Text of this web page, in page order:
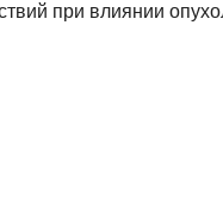
при влиянии